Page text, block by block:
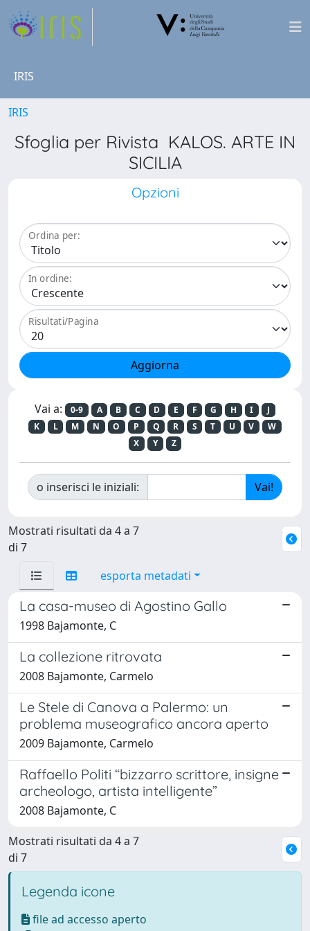
IRIS
IRIS
Sfoglia per Rivista KALOS. ARTE IN
SICILIA
Opzioni
Ordina per:
In ordine:
Risultati/Pagina
Vai a: 0-9 A B C D E F G H I
J
K
L M N O P Q R S T U V
W
X
Y Z
o inserisci le iniziali:
Mostrati risultati da 4 a 7
di 7
esporta metadati
La casa-museo di Agostino Gallo
1998 Bajamonte, C
La collezione ritrovata
2008 Bajamonte, Carmelo
Le Stele di Canova a Palermo: un
problema museografico ancora aperto
2009 Bajamonte, Carmelo
Raffaello Politi “bizzarro scrittore, insigne
archeologo, artista intelligente”
2008 Bajamonte, C
Mostrati risultati da 4 a 7
di 7
Legenda icone
file ad accesso aperto